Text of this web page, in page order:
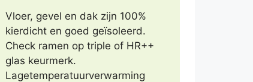
Vloer, gevel en dak zijn 100%
kierdicht en goed geïsoleerd.
Check ramen op triple of HR++
glas keurmerk.
Lagetemperatuurverwarming